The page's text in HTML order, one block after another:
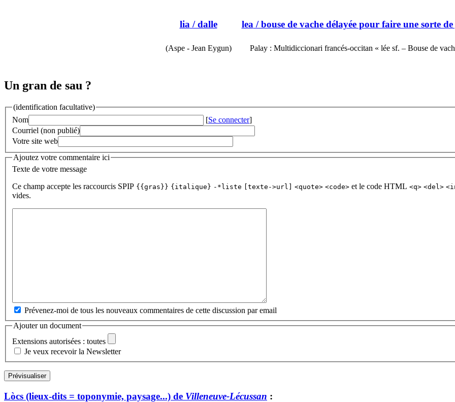
lia / dalle
(Aspe - Jean Eygun)
lea / bouse de vache délayée pour faire une sorte
Palay : Multidiccionari francés-occitan « lée sf. – Bouse de
Un gran de sau ?
(identification facultative)
Nom
[Se connecter]
Courriel (non publié)
Votre site web
Ajoutez votre commentaire ici
Texte de votre message
Ce champ accepte les raccourcis SPIP {{gras}} {italique} -*liste [texte->url] <quote> <code> et le code HTML <q> <del>
vides.
Prévenez-moi de tous les nouveaux commentaires de cette discussion par email
Ajouter un document
Extensions autorisées : toutes
Je veux recevoir la Newsletter
Lòcs (lieux-dits = toponymie, paysage...) de Villeneuve-Lécussan :